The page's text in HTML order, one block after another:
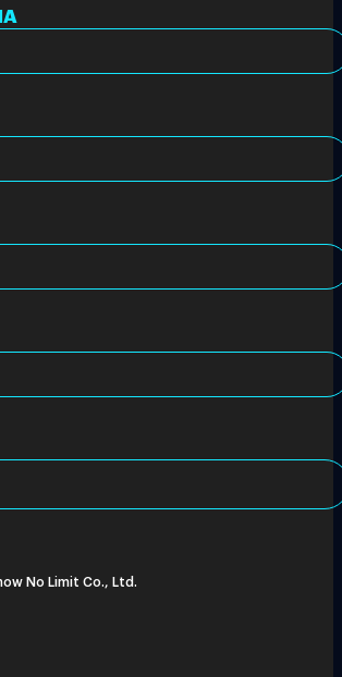
No Limit Co., Ltd.